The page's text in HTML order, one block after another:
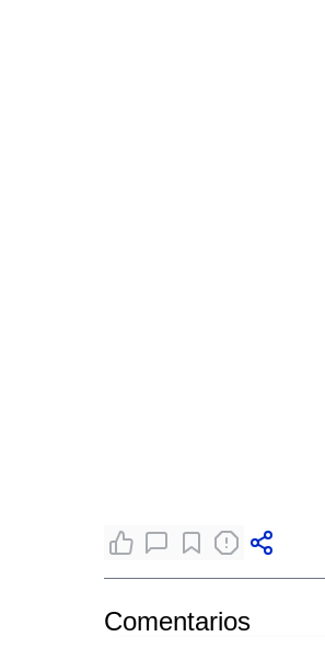
Comentarios